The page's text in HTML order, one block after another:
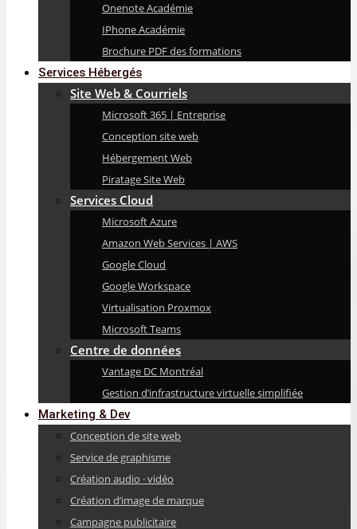
Onenote Académie
IPhone Académie
Brochure PDF des formations
Services Hébergés
Site Web & Courriels
Microsoft 365 | Entreprise
Conception site web
Hébergement Web
Piratage Site Web
Services Cloud
Microsoft Azure
Amazon Web Services | AWS
Google Cloud
Google Workspace
Virtualisation Proxmox
Microsoft Teams
Centre de données
Vantage DC Montréal
Gestion d’infrastructure virtuelle simplifiée
Marketing & Dev
Conception de site web
Service de graphisme
Création audio · vidéo
Création d’image de marque
Campagne publicitaire